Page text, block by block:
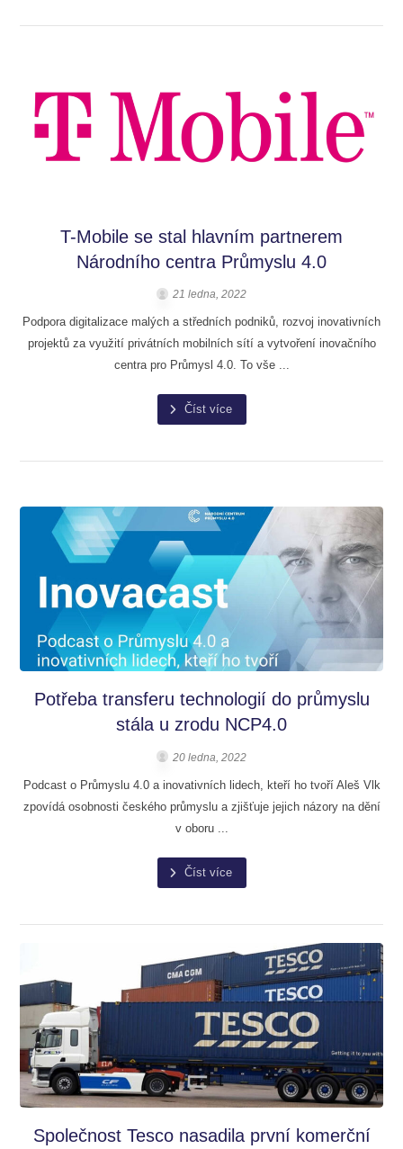
T-Mobile se stal hlavním partnerem
Národního centra Průmyslu 4.0
21 ledna, 2022
Podpora digitalizace malých a středních podniků, rozvoj inovativních
projektů za využití privátních mobilních sítí a vytvoření inovačního
centra pro Průmysl 4.0. To vše ...
Číst více
Potřeba transferu technologií do průmyslu
stála u zrodu NCP4.0
20 ledna, 2022
Podcast o Průmyslu 4.0 a inovativních lidech, kteří ho tvoří Aleš Vlk
zpovídá osobnosti českého průmyslu a zjišťuje jejich názory na dění
v oboru ...
Číst více
Společnost Tesco nasadila první komerční